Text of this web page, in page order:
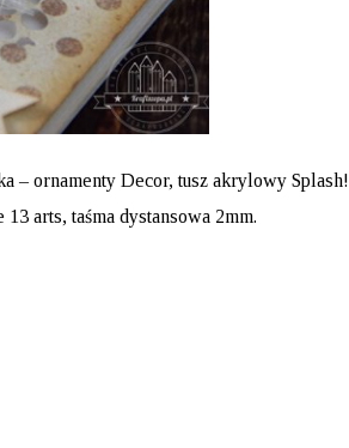
– ornamenty Decor,tusz akrylowy Splash!
13 arts,taśma dystansowa 2mm.